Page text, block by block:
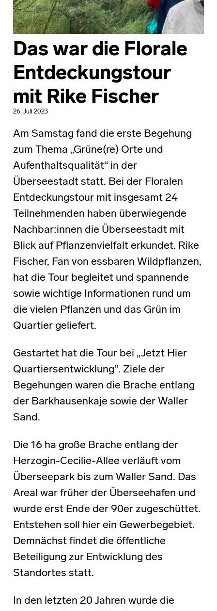
Das war die Florale
Entdeckungstour
mit Rike Fischer
26. Juli 2023
Am Samstag fand die erste Begehung
zum Thema „Grüne(re) Orte und
Aufenthaltsqualität“ in der
Überseestadt statt. Bei der Floralen
Entdeckungstour mit insgesamt 24
Teilnehmenden haben überwiegende
Nachbar:innen die Überseestadt mit
Blick auf Pflanzenvielfalt erkundet. Rike
Fischer, Fan von essbaren Wildpflanzen,
hat die Tour begleitet und spannende
sowie wichtige Informationen rund um
die vielen Pflanzen und das Grün im
Quartier geliefert.
Gestartet hat die Tour bei „Jetzt Hier
Quartiersentwicklung“. Ziele der
Begehungen waren die Brache entlang
der Barkhausenkaje sowie der Waller
Sand.
Die 16 ha große Brache entlang der
Herzogin-Cecilie-Allee verläuft vom
Überseepark bis zum Waller Sand. Das
Areal war früher der Überseehafen und
wurde erst Ende der 90er zugeschüttet.
Entstehen soll hier ein Gewerbegebiet.
Demnächst findet die öffentliche
Beteiligung zur Entwicklung des
Standortes statt.
In den letzten 20 Jahren wurde die